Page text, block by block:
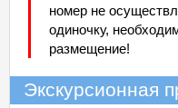
номер не
одиночку,
размещение!
Экскурсионная